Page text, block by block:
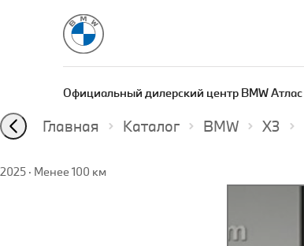
Официальный дилерский центр BMW Атлас
Главная Каталог BMW X3
2025 · Менее 100 км